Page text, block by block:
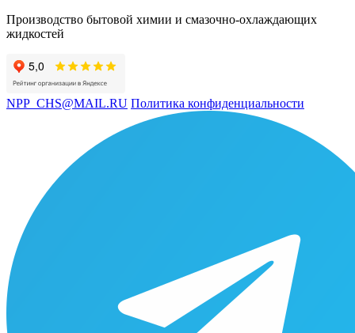
Производство бытовой химии и смазочно-охлаждающих
жидкостей
NPP_CHS@MAIL.RU Политика конфиденциальности